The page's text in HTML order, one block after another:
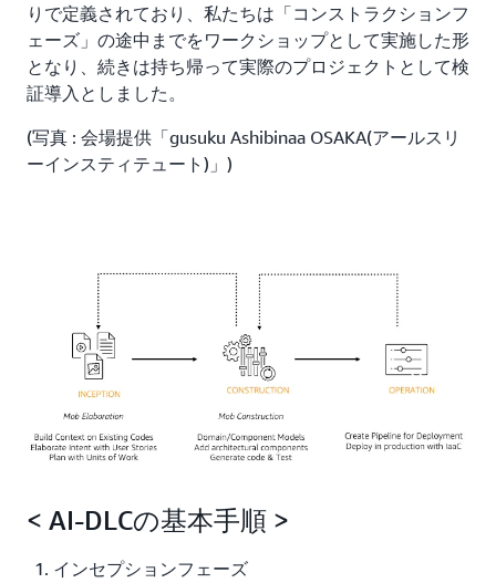
りで定義されており、私たちは「コンストラクションフ
ェーズ」の途中までをワークショップとして実施した形
となり、続きは持ち帰って実際のプロジェクトとして検
証導入としました。
(写真 : 会場提供「gusuku Ashibinaa OSAKA(アールスリ
ーインスティテュート)」)
< AI-DLCの基本手順 >
インセプションフェーズ